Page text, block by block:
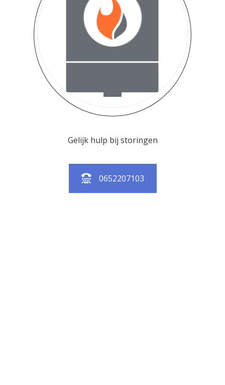
Gelijk hulp bij storingen
0652207103